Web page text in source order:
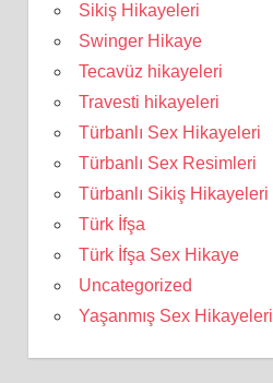
Sikiş Hikayeleri
Swinger Hikaye
Tecavüz hikayeleri
Travesti hikayeleri
Türbanlı Sex Hikayeleri
Türbanlı Sex Resimleri
Türbanlı Sikiş Hikayeleri
Türk İfşa
Türk İfşa Sex Hikaye
Uncategorized
Yaşanmış Sex Hikayeleri